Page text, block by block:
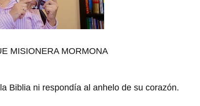
MISIONERA MORMONA
Biblia ni respondía al anhelo de su corazón.